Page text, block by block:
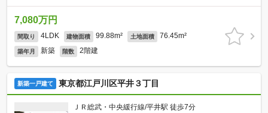
7,080万円
間取り 4LDK 建物面積 99.88m² 土地面積 76.45m²
築年月 新築 階数 2階建
新築一戸建て 東京都江戸川区平井３丁目
ＪＲ総武・中央緩行線/平井駅 徒歩7分